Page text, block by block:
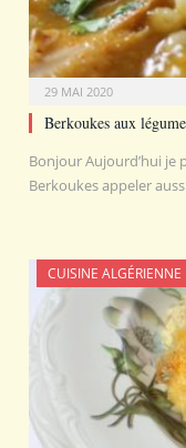
29 MAI 2020
Berkoukes aux
Bonjour Aujourd’hui je
Berkoukes appeler
CUISINE ALGÉRIENNE